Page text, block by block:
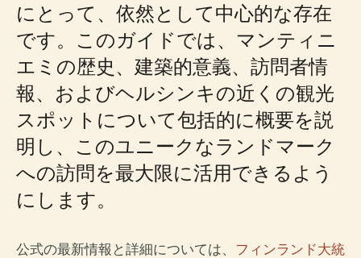
にとって、依然として中心的な存在
です。このガイドでは、マンティニ
エミの歴史、建築的意義、訪問者情
報、およびヘルシンキの近くの観光
スポットについて包括的に概要を説
明し、このユニークなランドマーク
への訪問を最大限に活用できるよう
にします。
公式の最新情報と詳細については、 フィンランド大統